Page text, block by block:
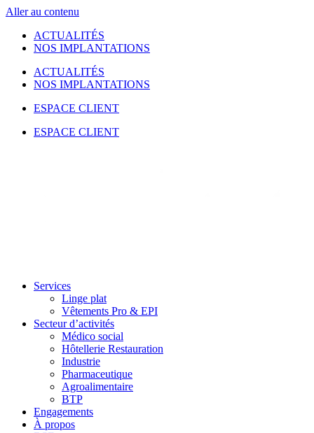
Aller au contenu
ACTUALITÉS
NOS IMPLANTATIONS
ACTUALITÉS
NOS IMPLANTATIONS
ESPACE CLIENT
ESPACE CLIENT
Services
Linge plat
Vêtements Pro & EPI
Secteur d’activités
Médico social
Hôtellerie Restauration
Industrie
Pharmaceutique
Agroalimentaire
BTP
Engagements
À propos